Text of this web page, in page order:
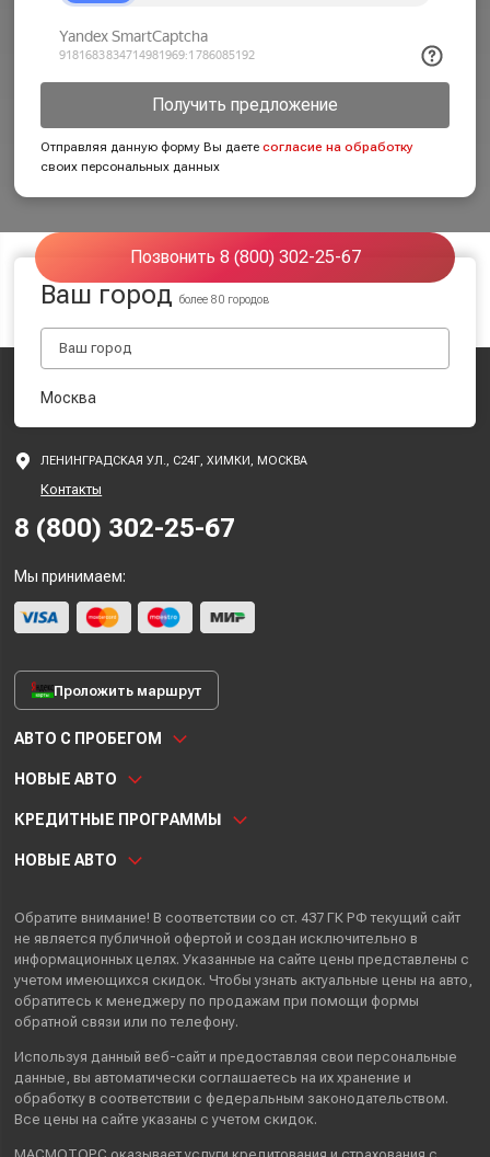
Получить предложение
Отправляя данную форму Вы даетесогласие на обработку
своих персональных данных
Позвонить 8 (800) 302-25-67
Ваш городболее 80 городов
Москва
ЛЕНИНГРАДСКАЯ УЛ., С24Г, ХИМКИ, МОСКВА
Контакты
8 (800) 302-25-67
Мы принимаем:
Проложить маршрут
АВТО С ПРОБЕГОМ
НОВЫЕ АВТО
КРЕДИТНЫЕ ПРОГРАММЫ
НОВЫЕ АВТО
Обратите внимание! В соответствии со ст. 437 ГК РФ текущий сайт
не является публичной офертой и создан исключительно в
информационных целях. Указанные на сайте цены представлены с
учетом имеющихся скидок. Чтобы узнать актуальные цены на авто,
обратитесь к менеджеру по продажам при помощи формы
обратной связи или по телефону.
Используя данный веб-сайт и предоставляя свои персональные
данные , вы автоматически соглашаетесь на их хранение и
обработку в соответствии с федеральным законодательством.
Все цены на сайте указаны с учетом скидок.